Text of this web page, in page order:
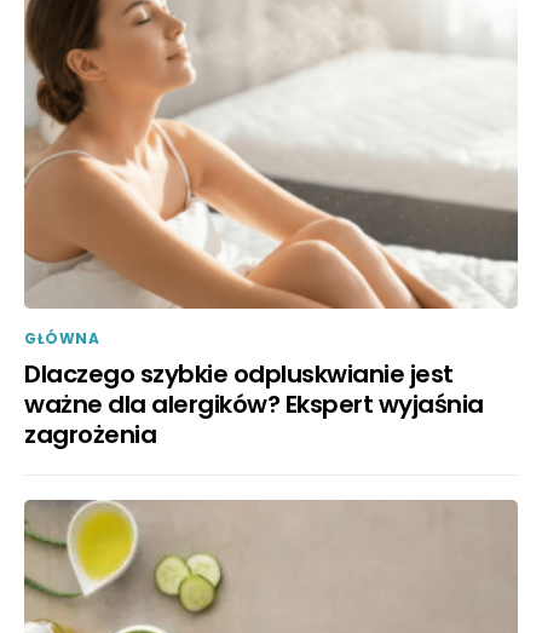
GŁÓWNA
Dlaczego szybkie odpluskwianie jest
ważne dla alergików? Ekspert wyjaśnia
zagrożenia